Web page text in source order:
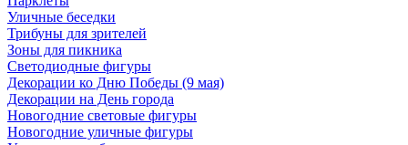
Уличные беседки
Трибуны для зрителей
Зоны для пикника
Светодиодные фигуры
Декорации ко Дню Победы (9 мая)
Декорации на День города
Новогодние световые фигуры
Новогодние уличные фигуры